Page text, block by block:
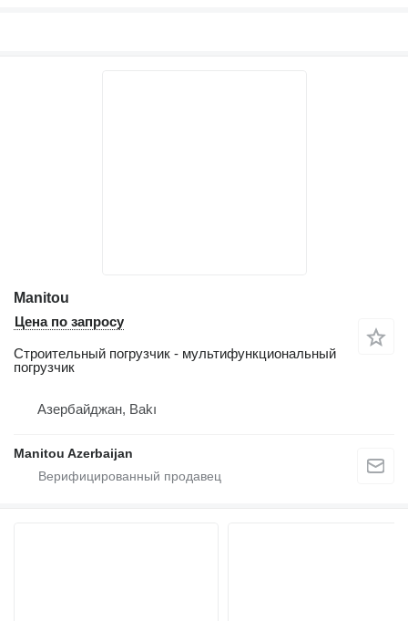
Manitou
Цена по запросу
Строительный погрузчик - мультифункциональный
погрузчик
Азербайджан, Bakı
Manitou Azerbaijan